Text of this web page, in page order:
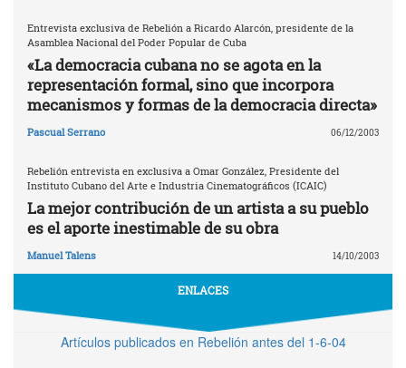
Entrevista exclusiva de Rebelión a Ricardo Alarcón, presidente de la
Asamblea Nacional del Poder Popular de Cuba
«La democracia cubana no se agota en la
representación formal, sino que incorpora
mecanismos y formas de la democracia directa»
Pascual Serrano 06/12/2003
Rebelión entrevista en exclusiva a Omar González, Presidente del
Instituto Cubano del Arte e Industria Cinematográficos (ICAIC)
La mejor contribución de un artista a su pueblo
es el aporte inestimable de su obra
Manuel Talens 14/10/2003
ENLACES
Artículos publicados en Rebelión antes del 1-6-04